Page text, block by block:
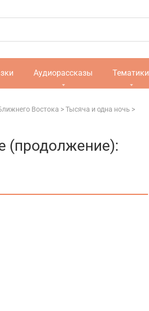
Аудиорассказы Тематики
Востока >Тысяча и одна ночь >
(продолжение):